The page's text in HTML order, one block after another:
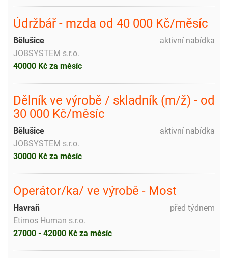
Údržbář - mzda od 40 000 Kč/měsíc
aktivní nabídka
Bělušice
JOBSYSTEM s.r.o.
40000 Kč za měsíc
Dělník ve výrobě / skladník (m/ž) - od
30 000 Kč/měsíc
aktivní nabídka
Bělušice
JOBSYSTEM s.r.o.
30000 Kč za měsíc
Operátor/ka/ ve výrobě - Most
před týdnem
Havraň
Etimos Human s.r.o.
27000 - 42000 Kč za měsíc